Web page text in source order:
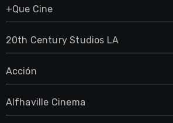
+Que Cine
20th Century Studios LA
Acción
Alfhaville Cinema